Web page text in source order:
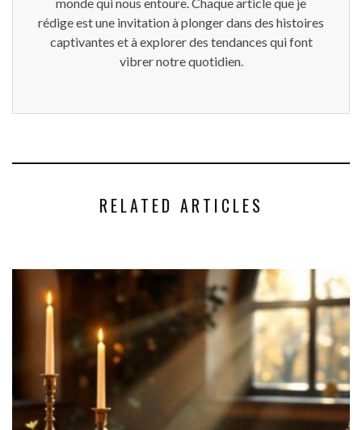
rédige est une invitation à plonger dans des histoires
captivantes et à explorer des tendances qui font
vibrer notre quotidien.
RELATED ARTICLES